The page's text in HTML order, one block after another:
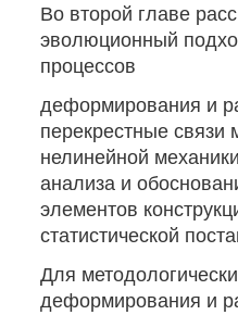
Во второй главе
эволюционный
процессов
деформирования и
перекрестные связи
нелинейной
анализа и
элементов
статистической
Для
деформирования и